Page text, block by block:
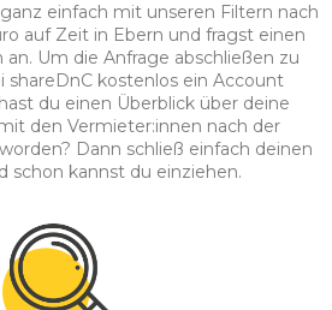
einfach mit unseren Filtern nach
auf Zeit in Ebern und fragst einen
Um die Anfrage abschließen zu
shareDnC kostenlos ein Account
du einen Überblick über deine
den Vermieter:innen nach der
Dann schließ einfach deinen
schon kannst du einziehen.